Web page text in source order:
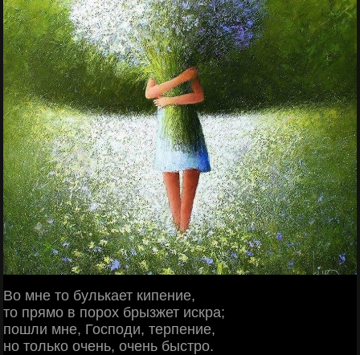
Во мне то булькает кипение,
то прямо в порох брызжет искра;
пошли мне, Господи, терпение,
но только очень, очень быстро.